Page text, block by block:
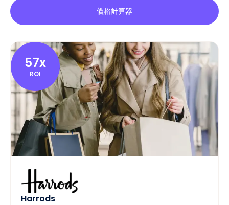
Harrods
57x
ROI
價格計算器